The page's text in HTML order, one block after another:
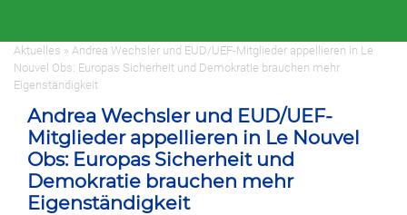
Aktuelles » Andrea Wechsler und EUD/UEF-Mitglieder appellieren in Le
Nouvel Obs: Europas Sicherheit und Demokratie brauchen mehr
Eigenständigkeit
Andrea Wechsler und EUD/UEF-
Mitglieder appellieren in Le Nouvel
Obs: Europas Sicherheit und
Demokratie brauchen mehr
Eigenständigkeit